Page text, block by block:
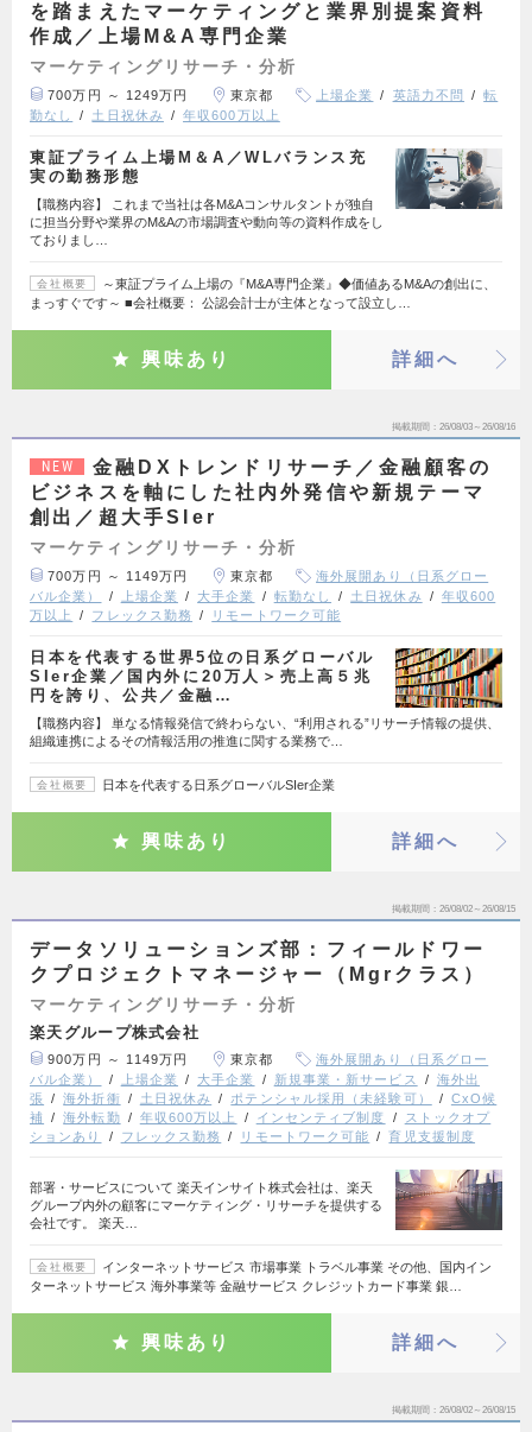
を踏まえたマーケティングと業界別提案資料
作成／上場M&A専門企業
マーケティングリサーチ・分析
700万円 ～ 1249万円 東京都 上場企業 英語力不問
転
勤なし
土日祝休み 年収600万以上
東証プライム上場M＆A／WLバランス充
実の勤務形態
【職務内容】 これまで当社は各M&Aコンサルタントが独自
に担当分野や業界のM&Aの市場調査や動向等の資料作成をし
ておりまし…
会社概要
～東証プライム上場の『M&A専門企業』◆価値あるM&Aの創出に、
まっすぐです～ ■会社概要： 公認会計士が主体となって設立し…
興味あり 詳細へ
掲載期間 26/08/03～26/08/16
NEW
金融DXトレンドリサーチ／金融顧客の
ビジネスを軸にした社内外発信や新規テーマ
創出／超大手SIer
マーケティングリサーチ・分析
700万円 ～ 1149万円 東京都
海外展開あり（日系グロー
バル企業）
上場企業 大手企業 転勤なし 土日祝休み
年収600
万以上
フレックス勤務 リモートワーク可能
日本を代表する世界5位の日系グローバル
SIer企業／国内外に20万人＞売上高５兆
円を誇り、公共／金融…
【職務内容】 単なる情報発信で終わらない、“利用される”リサーチ情報の提供、
組織連携によるその情報活用の推進に関する業務で…
会社概要 日本を代表する日系グローバルSIer企業
興味あり 詳細へ
掲載期間 26/08/02～26/08/15
データソリューションズ部：フィールドワー
クプロジェクトマネージャー（Mgrクラス）
マーケティングリサーチ・分析
楽天グループ株式会社
900万円 ～ 1149万円 東京都
海外展開あり（日系グロー
バル企業）
上場企業 大手企業 新規事業・新サービス
海外出
張
海外折衝 土日祝休み ポテンシャル採用（未経験可）
CxO候
補
海外転勤 年収600万以上 インセンティブ制度
ストックオプ
ションあり
フレックス勤務 リモートワーク可能 育児支援制度
部署・サービスについて 楽天インサイト株式会社は、楽天
グループ内外の顧客にマーケティング・リサーチを提供する
会社です。 楽天…
会社概要
インターネットサービス 市場事業 トラベル事業 その他、国内イン
ターネットサービス 海外事業等 金融サービス クレジットカード事業 銀…
興味あり 詳細へ
掲載期間 26/08/02～26/08/15